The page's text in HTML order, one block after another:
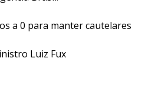
a 0 para manter cautelares
Luiz Fux